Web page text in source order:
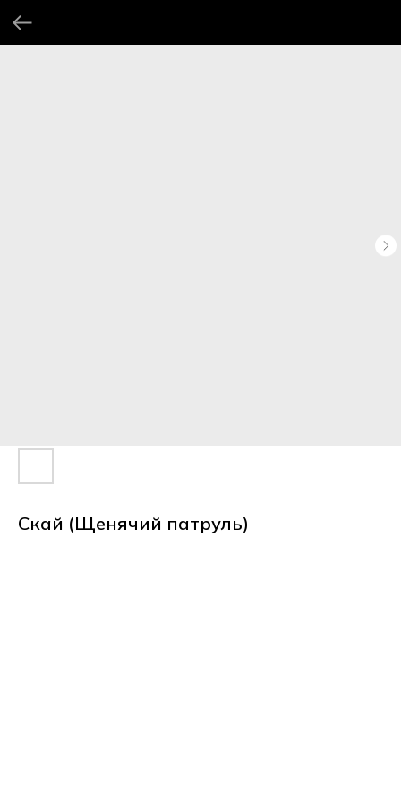
Скай (Щенячий патруль)